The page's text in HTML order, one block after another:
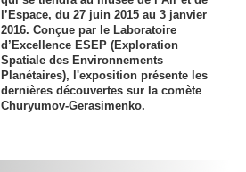
l’Espace, du 27 juin 2015 au 3 janvier
2016. Conçue par le Laboratoire
d’Excellence ESEP (Exploration
Spatiale des Environnements
Planétaires), l'exposition présente les
dernières découvertes sur la comète
Churyumov-Gerasimenko.